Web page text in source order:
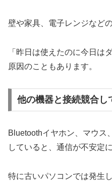
壁や家具、電子レンジなど
「昨日は使えたのに今日は
原因のこともあります。
他の機器と接続競合し
Bluetoothイヤホン、マウス
していると、通信が不安定
特に古いパソコンでは発生